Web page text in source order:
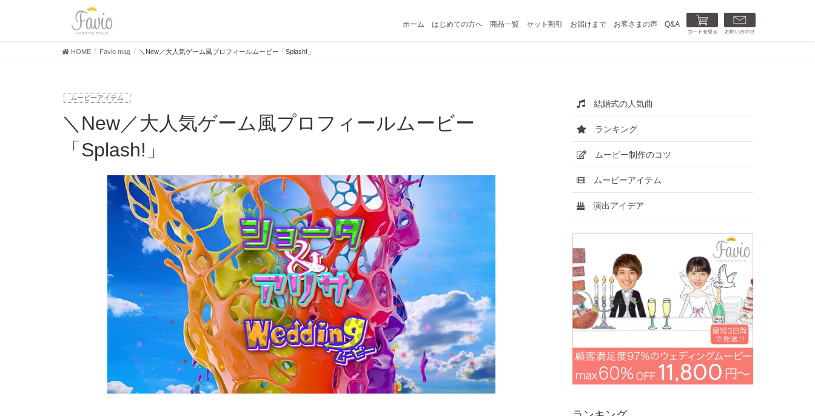
ホーム はじめての方へ 商品一覧 セット割引 お届けまで お客さまの声 Q&A カートを見る
HOME Favio mag ＼New／大人気ゲーム風プロフィールムービー「Splash!」
ムービーアイテム
＼New／大人気ゲーム風プロフィールムービー
「Splash!」
結婚式の人気曲
ランキング
ムービー制作のコツ
ムービーアイテム
演出アイデア